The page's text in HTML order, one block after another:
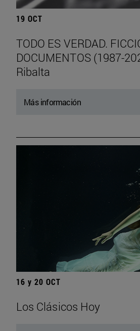
19 OCT
TODO ES VERDAD.
DOCUMENTOS (1987-
Ribalta
Más información
16 y 20 OCT
Los Clásicos Hoy